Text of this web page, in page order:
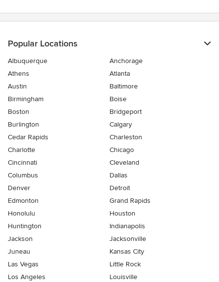
Popular Locations
Albuquerque
Anchorage
Athens
Atlanta
Austin
Baltimore
Birmingham
Boise
Boston
Bridgeport
Burlington
Calgary
Cedar Rapids
Charleston
Charlotte
Chicago
Cincinnati
Cleveland
Columbus
Dallas
Denver
Detroit
Edmonton
Grand Rapids
Honolulu
Houston
Huntington
Indianapolis
Jackson
Jacksonville
Juneau
Kansas City
Las Vegas
Little Rock
Los Angeles
Louisville